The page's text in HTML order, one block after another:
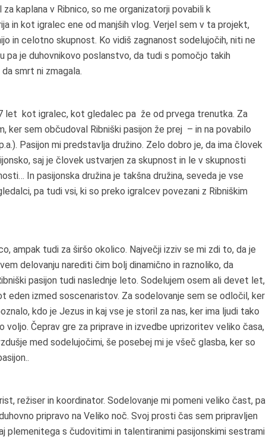
kaplana v Ribnico, so me organizatorji povabili k
in kot igralec ene od manjših vlog. Verjel sem v ta projekt,
in celotno skupnost. Ko vidiš zagnanost sodelujočih, niti ne
pa je duhovnikovo poslanstvo, da tudi s pomočjo takih
smrt ni zmagala.
let kot igralec, kot gledalec pa že od prvega trenutka. Za
ker sem občudoval Ribniški pasijon že prej – in na povabilo
Pasijon mi predstavlja družino. Zelo dobro je, da ima človek
saj je človek ustvarjen za skupnost in le v skupnosti
In pasijonska družina je takšna družina, seveda je vse
pa tudi vsi, ki so preko igralcev povezani z Ribniškim
ampak tudi za širšo okolico. Največji izziv se mi zdi to, da je
delovanju narediti čim bolj dinamično in raznoliko, da
pasijon tudi naslednje leto. Sodelujem osem ali devet let,
eden izmed soscenaristov. Za sodelovanje sem se odločil, ker
kdo je Jezus in kaj vse je storil za nas, ker ima ljudi tako
voljo. Čeprav gre za priprave in izvedbe uprizoritev veliko časa,
med sodelujočimi, še posebej mi je všeč glasba, ker so
režiser in koordinator. Sodelovanje mi pomeni veliko čast, pa
pripravo na Veliko noč. Svoj prosti čas sem pripravljen
plemenitega s čudovitimi in talentiranimi pasijonskimi sestrami